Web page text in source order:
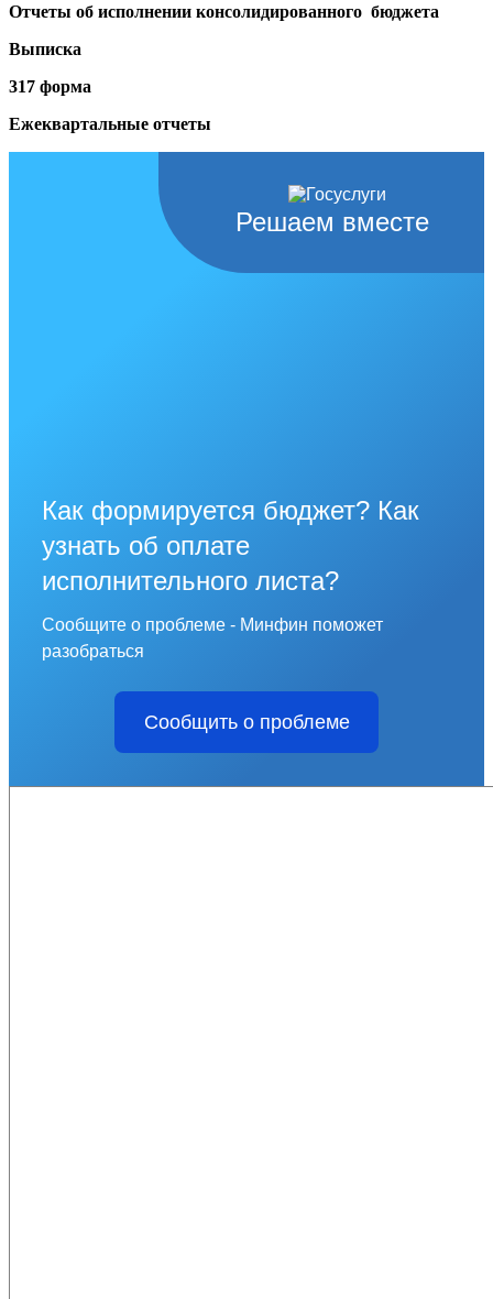
Отчеты об исполнении консолидированного бюджета
Выписка
317 форма
Ежеквартальные отчеты
Решаем вместе
Как формируется бюджет? Как
узнать об оплате
исполнительного листа?
Сообщите о проблеме - Минфин поможет
разобраться
Сообщить о проблеме